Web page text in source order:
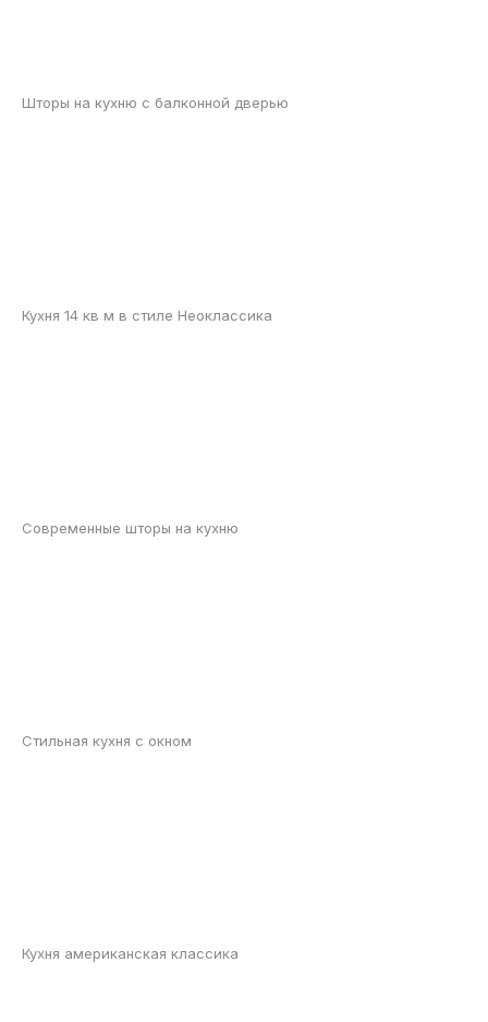
Шторы на кухню с балконной дверью
Кухня 14 кв м в стиле Неоклассика
Современные шторы на кухню
Стильная кухня с окном
Кухня американская классика